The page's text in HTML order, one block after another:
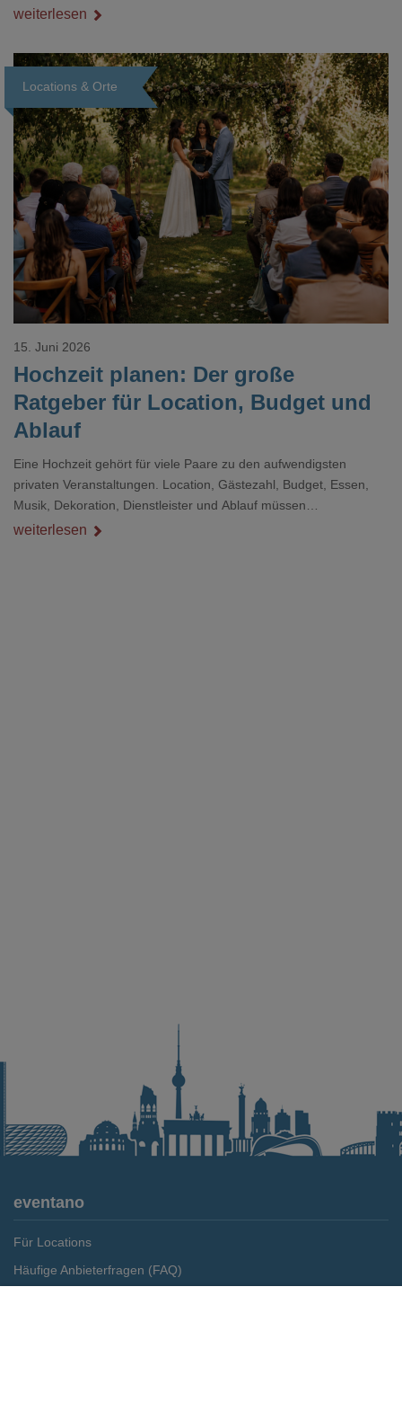
unübersichtlichen Stapel. Wer schon einmal kurz vor einem Event
Dokument gesucht hat, kennt das mulmige Gefühl.
weiterlesen
Locations & Orte
Loading...
Hochzeit planen: Der große
Ratgeber für Location, Budget und
Ablauf
15. Juni 2026
Eine Hochzeit gehört für viele Paare zu den aufwendigsten
privaten Veranstaltungen. Location, Gästezahl, Budget, Essen,
Musik, Dekoration, Dienstleister und Ablauf müssen
zusammenpassen, damit der Tag gut organisiert ist und trotzdem
weiterlesen
eventano
Für Locations
Häufige Anbieterfragen (FAQ)